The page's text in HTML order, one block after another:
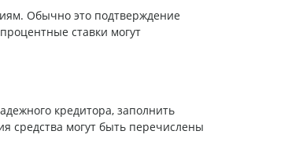
Обычно это подтверждение
ставки могут
кредитора, заполнить
средства могут быть перечислены